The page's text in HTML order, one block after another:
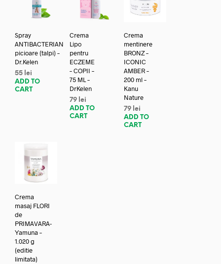
Spray
ANTIBACTERIAN
picioare (talpi) –
Dr.Kelen
55 lei
ADD TO
CART
Crema
Lipo
pentru
ECZEME
– COPII –
75 ML –
DrKelen
79 lei
ADD TO
CART
Crema
mentinere
BRONZ –
ICONIC
AMBER –
200 ml –
Kanu
Nature
79 lei
ADD TO
CART
Crema
masaj FLORI
de
PRIMAVARA-
Yamuna –
1.020 g
(editie
limitata)